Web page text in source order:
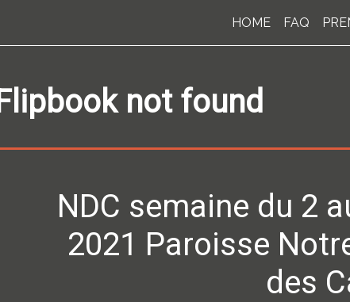
HOME FAQ
Flipbook not found
NDC semaine du 2
2021 Paroisse
des